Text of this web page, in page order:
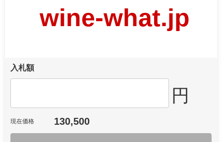
wine-what.jp
入札額
円
現在価格 130,500